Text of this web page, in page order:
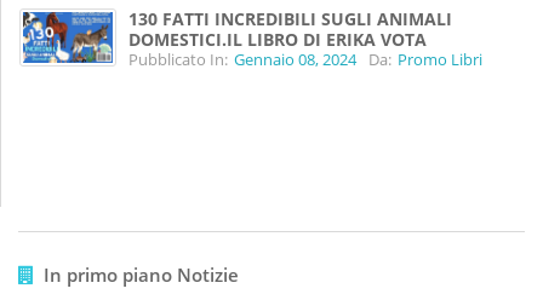
130 FATTI INCREDIBILI SUGLI ANIMALI
DOMESTICI.IL LIBRO DI ERIKA VOTA
Pubblicato In: Gennaio 08, 2024 Da: Promo Libri
In primo piano Notizie